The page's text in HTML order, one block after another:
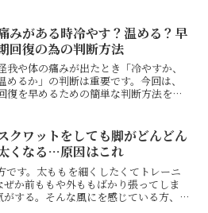
プレッシャーが重なると、交感神経が
位になり、首や肩のこわ...
みがある時冷やす？温める？早
回復の為の判断方法
我や体の痛みが出たとき「冷やすか、
めるか」の判断は重要です。今回は、
復を早めるための簡単な判断方法を解
は、あなたの痛みがどちらの状態にある
で決まります。【冷やすべ...
クワットをしても脚がどんどん
くなる…原因はこれ
です。太ももを細くしたくてトレーニ
か前ももや外ももばかり張ってしま
する。そんな風にを感じている方、い